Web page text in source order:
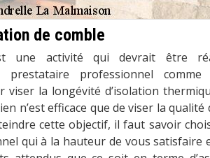
de comble
une activité qui devrait être
professionnel comme
viser la longévité d’isolation
n’est efficace que de viser la qualité
cette objectif, il faut savoir
qui à la hauteur de vous satisfaire